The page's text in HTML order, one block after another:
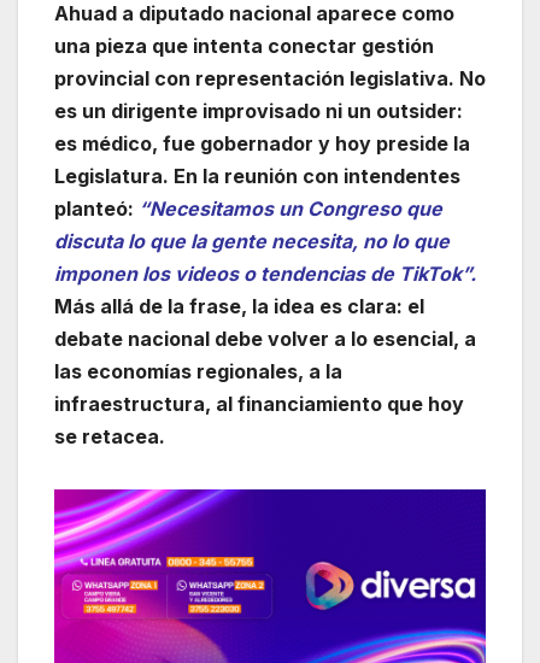
Ahuad a diputado nacional aparece como
una pieza que intenta conectar gestión
provincial con representación legislativa. No
es un dirigente improvisado ni un outsider:
es médico, fue gobernador y hoy preside la
Legislatura. En la reunión con intendentes
planteó: “Necesitamos un Congreso que
discuta lo que la gente necesita, no lo que
imponen los videos o tendencias de TikTok”.
Más allá de la frase, la idea es clara: el
debate nacional debe volver a lo esencial, a
las economías regionales, a la
infraestructura, al financiamiento que hoy
se retacea.